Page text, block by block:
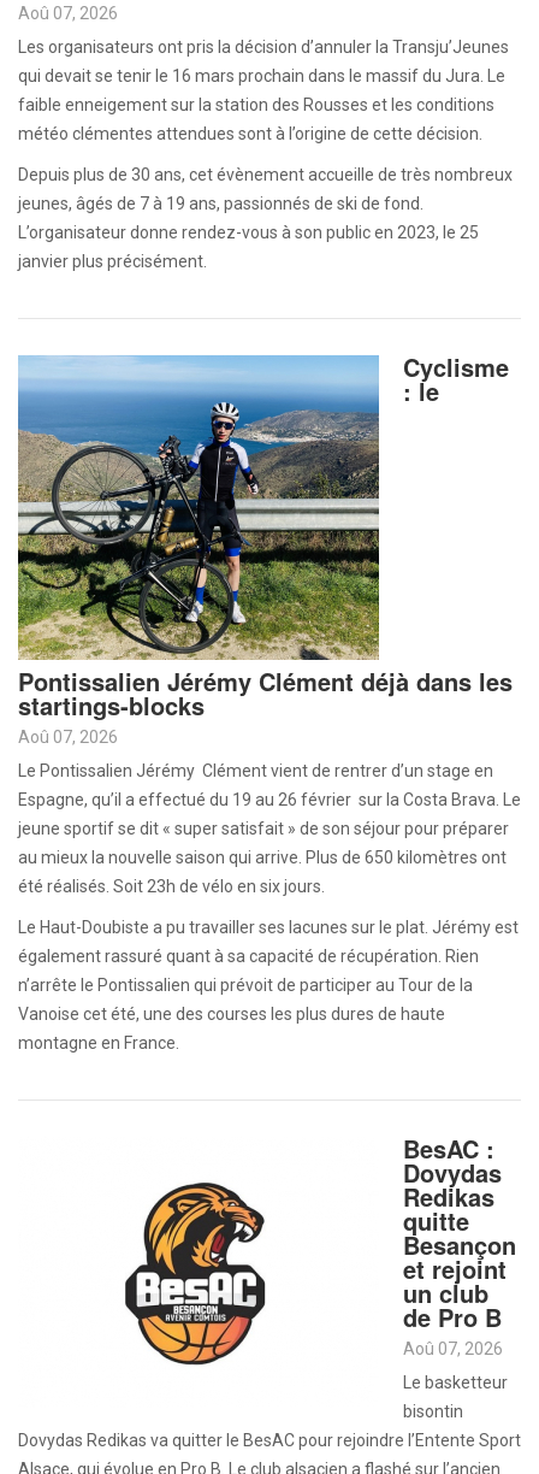
Aoû 07, 2026
Les organisateurs ont pris la décision d’annuler la Transju’Jeunes
qui devait se tenir le 16 mars prochain dans le massif du Jura. Le
faible enneigement sur la station des Rousses et les conditions
météo clémentes attendues sont à l’origine de cette décision.
Depuis plus de 30 ans, cet évènement accueille de très nombreux
jeunes, âgés de 7 à 19 ans, passionnés de ski de fond.
L’organisateur donne rendez-vous à son public en 2023, le 25
janvier plus précisément.
Cyclisme
: le
Pontissalien Jérémy Clément déjà dans les
startings-blocks
Aoû 07, 2026
Le Pontissalien Jérémy Clément vient de rentrer d’un stage en
Espagne, qu’il a effectué du 19 au 26 février sur la Costa Brava. Le
jeune sportif se dit « super satisfait » de son séjour pour préparer
au mieux la nouvelle saison qui arrive. Plus de 650 kilomètres ont
été réalisés. Soit 23h de vélo en six jours.
Le Haut-Doubiste a pu travailler ses lacunes sur le plat. Jérémy est
également rassuré quant à sa capacité de récupération. Rien
n’arrête le Pontissalien qui prévoit de participer au Tour de la
Vanoise cet été, une des courses les plus dures de haute
montagne en France.
BesAC :
Dovydas
Redikas
quitte
Besançon
et rejoint
un club
de Pro B
Aoû 07, 2026
Le basketteur
bisontin
Dovydas Redikas va quitter le BesAC pour rejoindre l’Entente Sport
Alsace, qui évolue en Pro B. Le club alsacien a flashé sur l’ancien